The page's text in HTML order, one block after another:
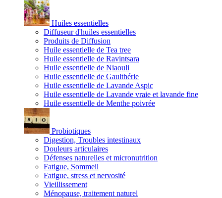
Huiles essentielles
Diffuseur d'huiles essentielles
Produits de Diffusion
Huile essentielle de Tea tree
Huile essentielle de Ravintsara
Huile essentielle de Niaouli
Huile essentielle de Gaulthérie
Huile essentielle de Lavande Aspic
Huile essentielle de Lavande vraie et lavande fine
Huile essentielle de Menthe poivrée
Probiotiques
Digestion, Troubles intestinaux
Douleurs articulaires
Défenses naturelles et micronutrition
Fatigue, Sommeil
Fatigue, stress et nervosité
Vieillissement
Ménopause, traitement naturel